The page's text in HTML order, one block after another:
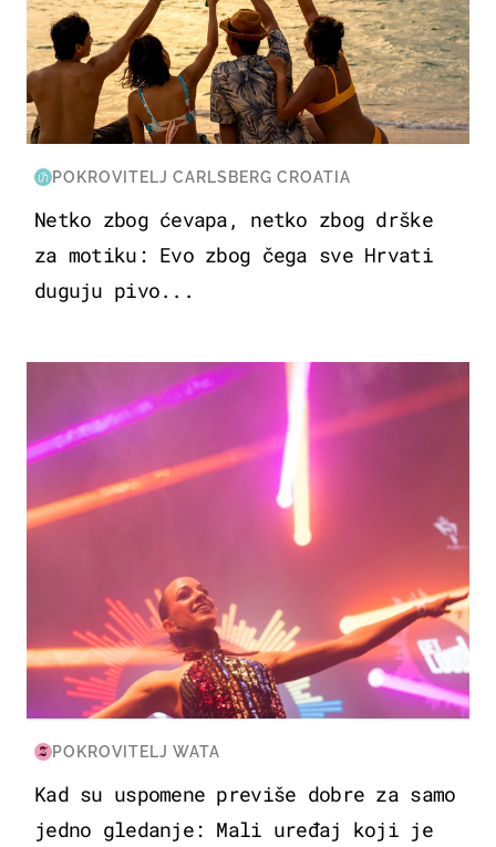
POKROVITELJ CARLSBERG CROATIA
Netko zbog ćevapa, netko zbog drške
za motiku: Evo zbog čega sve Hrvati
duguju pivo...
KULTURA & ZABAVA
POKROVITELJ WATA
Kad su uspomene previše dobre za samo
jedno gledanje: Mali uređaj koji je